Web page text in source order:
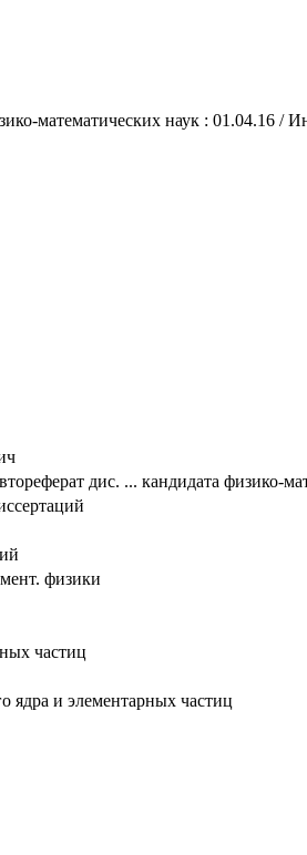
математических наук : 01.04.16 /
дис. ... кандидата физико-
физики
частиц
ядра и элементарных частиц